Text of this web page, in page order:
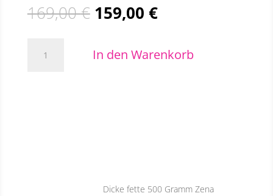
169,00€ Ursprünglicher
Preis
169,00 €
159,00 €Aktueller
Preis
159,00 €.
Cakebox
In den Warenkorb
Dicke fette 500 Gramm Zena